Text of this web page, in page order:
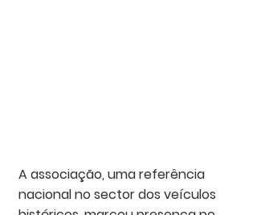
A associação, uma referência
nacional no sector dos veículos